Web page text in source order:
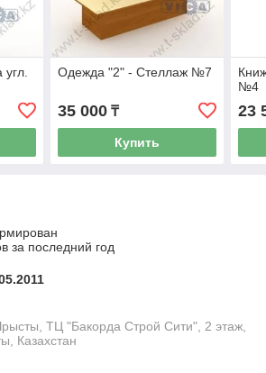
Одежда "2" - Стеллаж №7
35 000₸
Купить
№4
23
за последний год
ТЦ "Бакорда Строй Сити", 2 этаж,
Казахстан